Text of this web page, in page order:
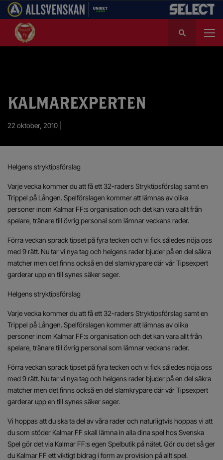
k
KALMAREXPERTEN
22 oktober, 2010 |
Helgens stryktipsförslag
Varje vecka kommer du att få ett 32-raders Stryktipsförslag samt en
Trippel på Lången. Spelförslagen kommer att lämnas av olika
personer inom Kalmar FF:s organisation och det kan vara allt från
spelare, tränare till övrig personal som lämnar veckans rader.
Förra veckan sprack tipset på fyra tecken och vi fick således nöja oss
med 9 rätt. Nu tar vi nya tag och helgens rader bjuder på en del säkra
matcher men det finns också en del slamkrypare där vår Tipsexpert
garderar upp en till synes säker seger.
Helgens stryktipsförslag
Varje vecka kommer du att få ett 32-raders Stryktipsförslag samt en
Trippel på Lången. Spelförslagen kommer att lämnas av olika
personer inom Kalmar FF:s organisation och det kan vara allt från
spelare, tränare till övrig personal som lämnar veckans rader.
Förra veckan sprack tipset på fyra tecken och vi fick således nöja oss
med 9 rätt. Nu tar vi nya tag och helgens rader bjuder på en del säkra
matcher men det finns också en del slamkrypare där vår Tipsexpert
garderar upp en till synes säker seger.
Vi hoppas att du ska ta del av våra rader och naturligtvis hoppas vi att
du som stöder Kalmar FF skall lämna in alla dina spel hos Svenska
Spel gör det via Kalmar FF:s egen Spelbutik på nätet. Gör du det så ger
du Kalmar FF ett viktigt bidrag i form av provision på allt spel.